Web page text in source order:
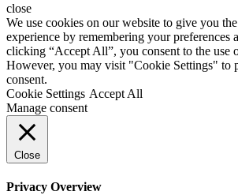
close
We use cookies on our website to give you
experience by remembering your preferences
clicking “Accept All”, you consent to the use
However, you may visit "Cookie Settings" to
consent.
Cookie Settings Accept All
Manage consent
Close
Privacy Overview